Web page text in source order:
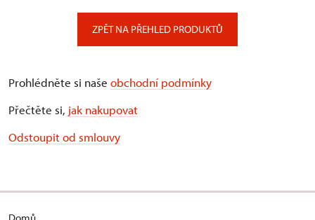
ZPĚT NA PŘEHLED PRODUKTŮ
Prohlédněte si naše obchodní podmínky
Přečtěte si, jak nakupovat
Odstoupit od smlouvy